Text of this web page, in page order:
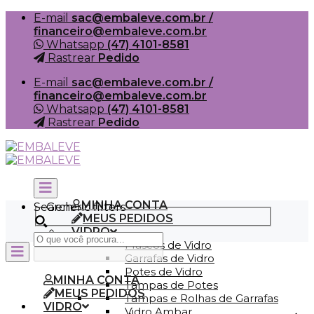
Skip
content
E-mail sac@embaleve.com.br /
financeiro@embaleve.com.br
Whatsapp (47) 4101-8581
Rastrear Pedido
E-mail sac@embaleve.com.br /
financeiro@embaleve.com.br
Whatsapp (47) 4101-8581
Rastrear Pedido
MINHA CONTA
MEUS PEDIDOS
VIDRO
Frascos de Vidro
Garrafas de Vidro
Potes de Vidro
Tampas de Potes
Tampas e Rolhas de Garrafas
Search
Generic filters
MINHA CONTA
MEUS PEDIDOS
VIDRO